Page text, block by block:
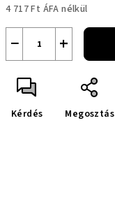
4 717 Ft ÁFA nélkül
+
−
Kérdés Megosztás